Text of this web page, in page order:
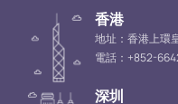
香港
地址：香港上環
電話：+852-
深圳